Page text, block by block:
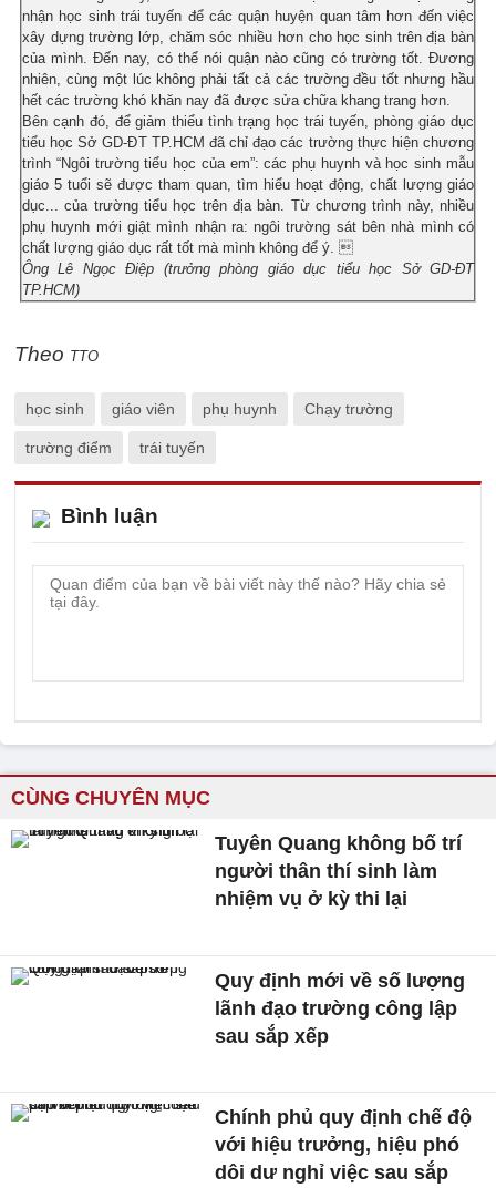
nhận học sinh trái tuyến để các quận huyện quan tâm hơn đến việc
xây dựng trường lớp, chăm sóc nhiều hơn cho học sinh trên địa bàn
của mình. Đến nay, có thể nói quận nào cũng có trường tốt. Đương
nhiên, cùng một lúc không phải tất cả các trường đều tốt nhưng hầu
hết các trường khó khăn nay đã được sửa chữa khang trang hơn.
Bên cạnh đó, để giảm thiểu tình trạng học trái tuyến, phòng giáo dục
tiểu học Sở GD-ĐT TP.HCM đã chỉ đạo các trường thực hiện chương
trình “Ngôi trường tiểu học của em”: các phụ huynh và học sinh mẫu
giáo 5 tuổi sẽ được tham quan, tìm hiểu hoạt động, chất lượng giáo
dục... của trường tiểu học trên địa bàn. Từ chương trình này, nhiều
phụ huynh mới giật mình nhận ra: ngôi trường sát bên nhà mình có
chất lượng giáo dục rất tốt mà mình không để ý. 
Ông Lê Ngọc Điệp (trưởng phòng giáo dục tiểu học Sở GD-ĐT
TP.HCM)
Theo TTO
học sinh giáo viên phụ huynh Chạy trường
trường điểm trái tuyến
Bình luận
CÙNG CHUYÊN MỤC
Tuyên Quang không bố trí
người thân thí sinh làm
nhiệm vụ ở kỳ thi lại
Quy định mới về số lượng
lãnh đạo trường công lập
sau sắp xếp
Chính phủ quy định chế độ
với hiệu trưởng, hiệu phó
dôi dư nghỉ việc sau sắp